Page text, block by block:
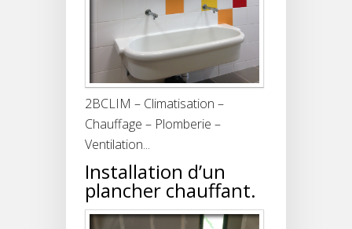
2BCLIM – Climatisation –
Chauffage – Plomberie –
Ventilation...
Installation d’un
plancher chauffant.